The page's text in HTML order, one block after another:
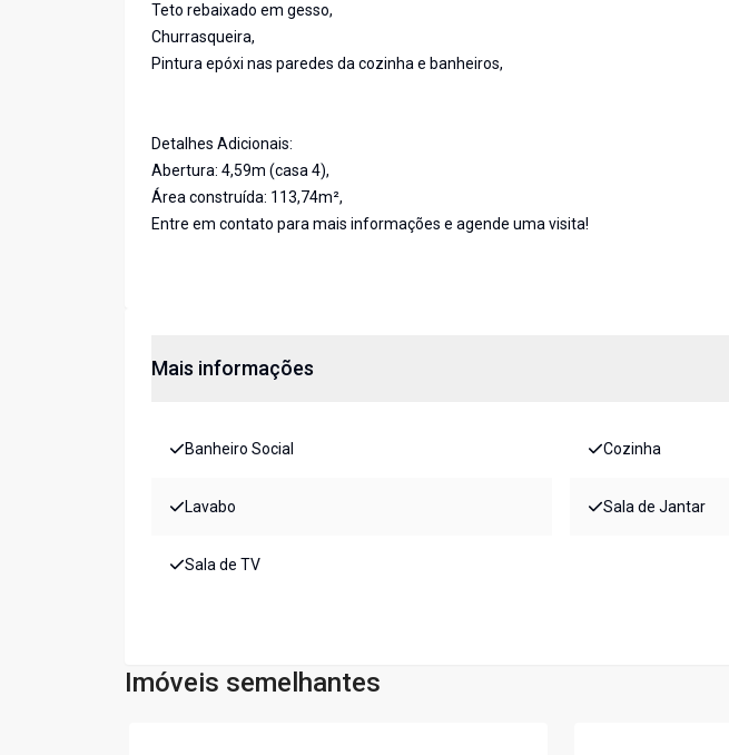
Teto rebaixado em gesso,
Churrasqueira,
Pintura epóxi nas paredes da cozinha e banheiros,
Detalhes Adicionais:
Abertura: 4,59m (casa 4),
Área construída: 113,74m²,
Entre em contato para mais informações e agende uma visita!
Mais informações
Banheiro Social Cozinha
Lavabo Sala de Jantar
Sala de TV
Imóveis semelhantes